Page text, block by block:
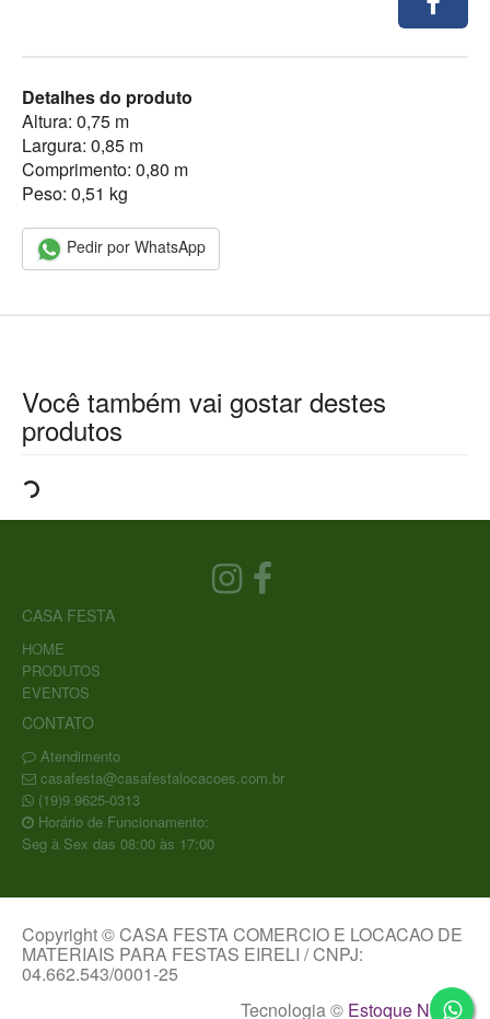
Detalhes do produto
Altura: 0,75 m
Largura: 0,85 m
Comprimento: 0,80 m
Peso: 0,51 kg
Pedir por WhatsApp
Você também vai gostar destes
produtos
CASA FESTA
HOME
PRODUTOS
EVENTOS
CONTATO
Atendimento
casafesta@casafestalocacoes.com.br
(19)9.9625-0313
Horário de Funcionamento:
Seg à Sex das 08:00 às 17:00
Copyright © CASA FESTA COMERCIO E LOCACAO DE
MATERIAIS PARA FESTAS EIRELI / CNPJ:
04.662.543/0001-25
Tecnologia © Estoque NOW.